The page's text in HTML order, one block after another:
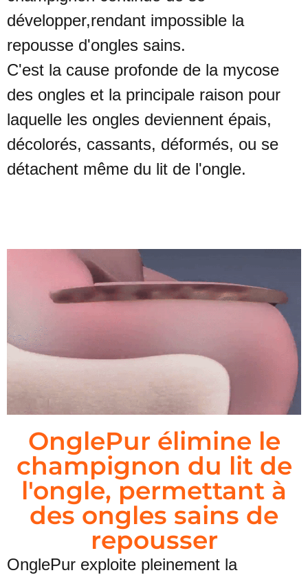
développer,rendant impossible la
repousse d'ongles sains.
C'est la cause profonde de la mycose
des ongles et la principale raison pour
laquelle les ongles deviennent épais,
décolorés, cassants, déformés, ou se
détachent même du lit de l'ongle.
OnglePur élimine le
champignon du lit de
l'ongle, permettant à
des ongles sains de
repousser
OnglePur exploite pleinement la